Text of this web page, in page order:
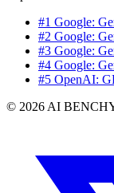
#1 Google:
#2 Google:
#3 Google:
#4 Google:
#5 OpenAI:
© 2026 AI